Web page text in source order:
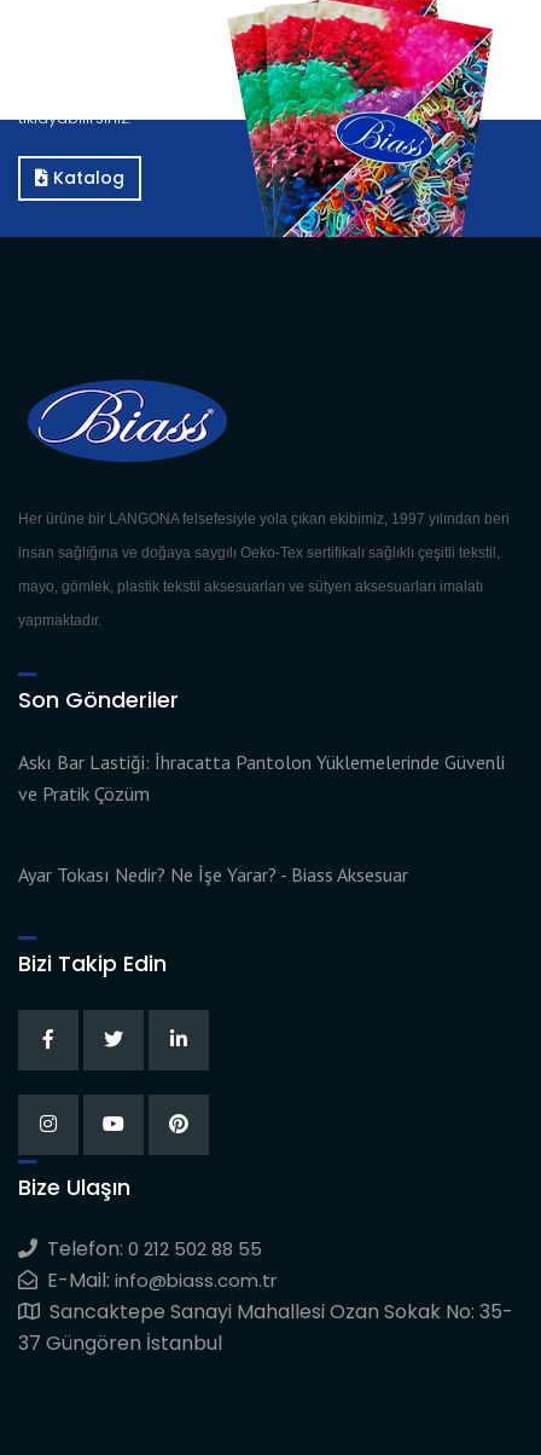
Kataloğumuzu görüntülemek için E-Katalog butonuna
tıklayabilirsiniz.
Katalog
Her ürüne bir LANGONA felsefesiyle yola çıkan ekibimiz, 1997 yılından beri
insan sağlığına ve doğaya saygılı Oeko-Tex sertifikalı sağlıklı çeşitli tekstil,
mayo, gömlek, plastik tekstil aksesuarları ve sütyen aksesuarları imalatı
yapmaktadır.
Son Gönderiler
Askı Bar Lastiği: İhracatta Pantolon Yüklemelerinde Güvenli
ve Pratik Çözüm
Ayar Tokası Nedir? Ne İşe Yarar? - Biass Aksesuar
Bizi Takip Edin
Bize Ulaşın
Telefon: 0 212 502 88 55
E-Mail: info@biass.com.tr
Sancaktepe Sanayi Mahallesi Ozan Sokak No: 35-
37 Güngören İstanbul